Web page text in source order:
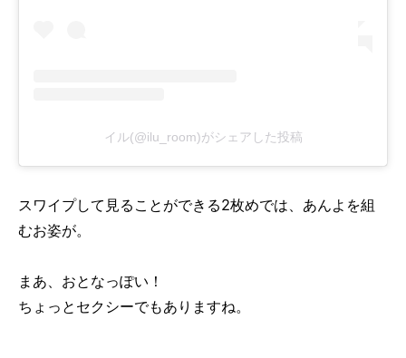
イル(@ilu_room)がシェアした投稿
スワイプして見ることができる2枚めでは、あんよを組
むお姿が。
まあ、おとなっぽい！
ちょっとセクシーでもありますね。